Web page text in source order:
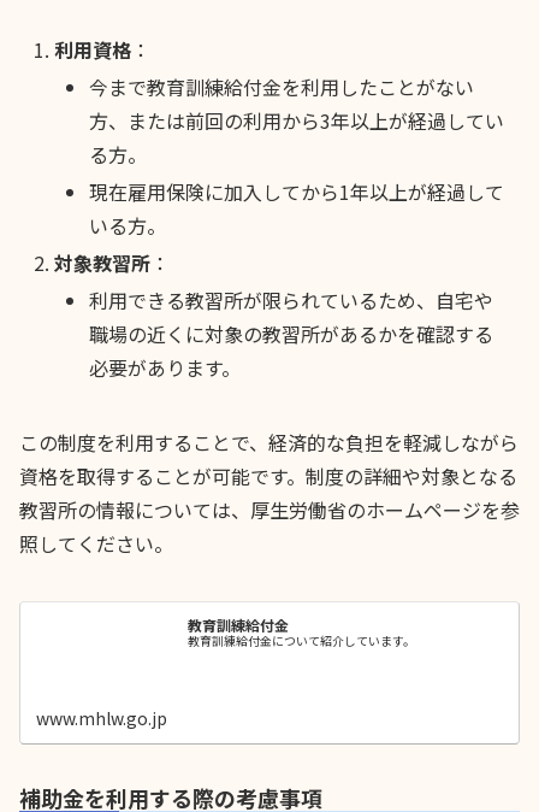
利用資格 ：
今まで教育訓練給付金を利用したことがない
方、または前回の利用から3年以上が経過してい
る方。
現在雇用保険に加入してから1年以上が経過して
いる方。
対象教習所 ：
利用できる教習所が限られているため、自宅や
職場の近くに対象の教習所があるかを確認する
必要があります。
この制度を利用することで、経済的な負担を軽減しながら
資格を取得することが可能です。制度の詳細や対象となる
教習所の情報については、厚生労働省のホームページを参
照してください。
教育訓練給付金
教育訓練給付金について紹介しています。
www.mhlw.go.jp
補助金を利用する際の考慮事項